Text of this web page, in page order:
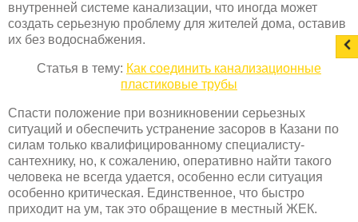
внутренней системе канализации, что иногда может
создать серьезную проблему для жителей дома, оставив
их без водоснабжения.
Статья в тему: Как соединить канализационные
пластиковые трубы
Спасти положение при возникновении серьезных
ситуаций и обеспечить устранение засоров в Казани по
силам только квалифицированному специалисту-
сантехнику, но, к сожалению, оперативно найти такого
человека не всегда удается, особенно если ситуация
особенно критическая. Единственное, что быстро
приходит на ум, так это обращение в местный ЖЕК.